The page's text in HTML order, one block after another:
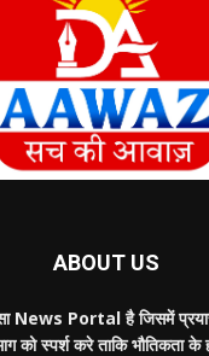
ABOUT US
Portal है जिसमें प्रयास
को स्पर्श करे ताकि